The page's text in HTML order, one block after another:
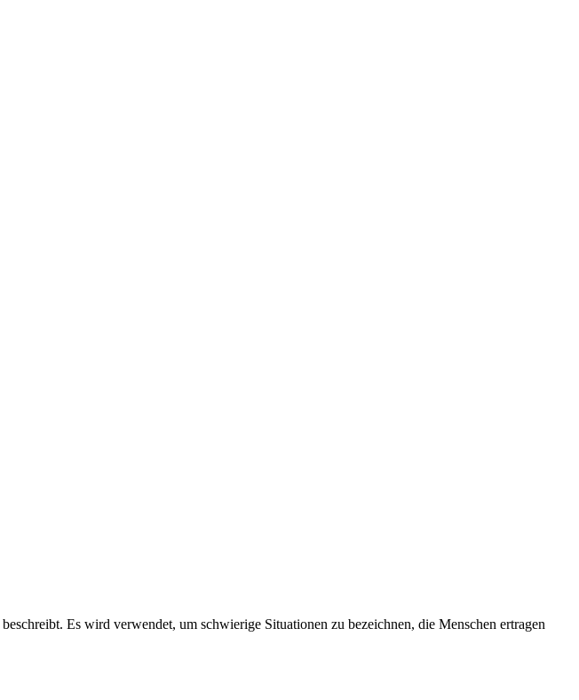
beschreibt. Es wird verwendet, um schwierige Situationen zu bezeichnen, die Menschen ertragen